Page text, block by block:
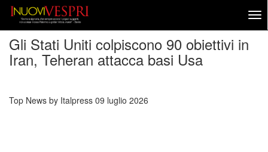
Gli Stati Uniti colpiscono 90 obiettivi in
Iran, Teheran attacca basi Usa
Top News by Italpress 09 luglio 2026